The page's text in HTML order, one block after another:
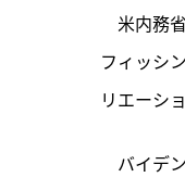
米内務
フィッシ
リエーシ
バイデ